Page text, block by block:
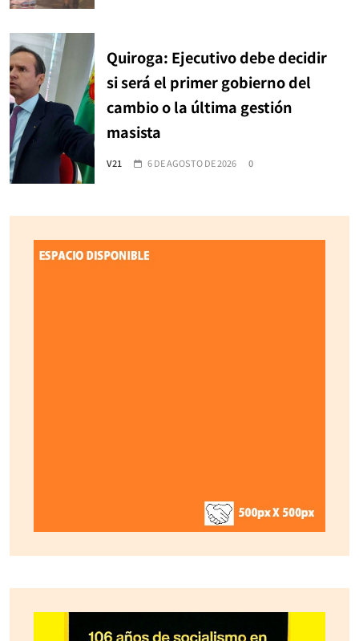
Quiroga: Ejecutivo debe decidir
si será el primer gobierno del
cambio o la última gestión
masista
V21 6 DE AGOSTO DE 2026 0